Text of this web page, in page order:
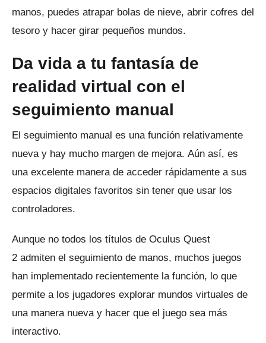
manos, puedes atrapar bolas de nieve, abrir cofres del
tesoro y hacer girar pequeños mundos.
Da vida a tu fantasía de
realidad virtual con el
seguimiento manual
El seguimiento manual es una función relativamente
nueva y hay mucho margen de mejora. Aún así, es
una excelente manera de acceder rápidamente a sus
espacios digitales favoritos sin tener que usar los
controladores.
Aunque no todos los títulos de Oculus Quest
2 admiten el seguimiento de manos, muchos juegos
han implementado recientemente la función, lo que
permite a los jugadores explorar mundos virtuales de
una manera nueva y hacer que el juego sea más
interactivo.